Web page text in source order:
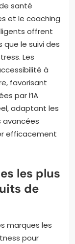
santé
et le coaching
offrent
le suivi des
Les
à
favorisant
par l’IA
adaptant les
avancées
efficacement
les plus
de
marques les
pour